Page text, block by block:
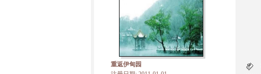
重返伊甸园